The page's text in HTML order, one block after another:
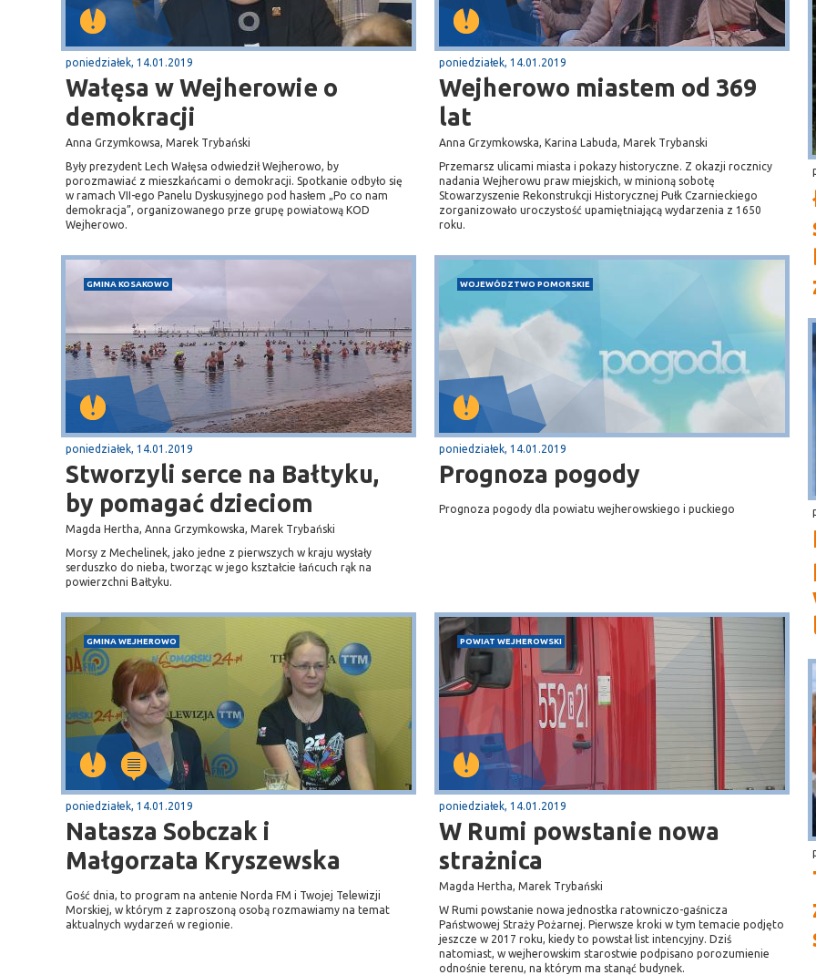
poniedziałek, 14.01.2019
Wałęsa w Wejherowie o
demokracji
Anna Grzymkowsa, Marek Trybański
Były prezydent Lech Wałęsa odwiedził Wejherowo, by
porozmawiać z mieszkańcami o demokracji. Spotkanie odbyło się
w ramach VII-ego Panelu Dyskusyjnego pod hasłem „Po co nam
demokracja”, organizowanego prze grupę powiatową KOD
Wejherowo.
poniedziałek, 14.01.2019
Wejherowo miastem od 369
lat
Anna Grzymkowska, Karina Labuda, Marek Trybanski
Przemarsz ulicami miasta i pokazy historyczne. Z okazji rocznicy
nadania Wejherowu praw miejskich, w minioną sobotę
Stowarzyszenie Rekonstrukcji Historycznej Pułk Czarnieckiego
zorganizowało uroczystość upamiętniającą wydarzenia z 1650
roku.
GMINA KOSAKOWO
poniedziałek, 14.01.2019
Stworzyli serce na Bałtyku,
by pomagać dzieciom
Magda Hertha, Anna Grzymkowska, Marek Trybański
Morsy z Mechelinek, jako jedne z pierwszych w kraju wysłały
serduszko do nieba, tworząc w jego kształcie łańcuch rąk na
powierzchni Bałtyku.
WOJEWÓDZTWO POMORSKIE
poniedziałek, 14.01.2019
Prognoza pogody
Prognoza pogody dla powiatu wejherowskiego i puckiego
GMINA WEJHEROWO
poniedziałek, 14.01.2019
Natasza Sobczak i
Małgorzata Kryszewska
Gość dnia, to program na antenie Norda FM i Twojej Telewizji
Morskiej, w którym z zaproszoną osobą rozmawiamy na temat
aktualnych wydarzeń w regionie.
POWIAT WEJHEROWSKI
poniedziałek, 14.01.2019
W Rumi powstanie nowa
strażnica
Magda Hertha, Marek Trybański
W Rumi powstanie nowa jednostka ratowniczo-gaśnicza
Państwowej Straży Pożarnej. Pierwsze kroki w tym temacie podjęto
jeszcze w 2017 roku, kiedy to powstał list intencyjny. Dziś
natomiast, w wejherowskim starostwie podpisano porozumienie
odnośnie terenu, na którym ma stanąć budynek.